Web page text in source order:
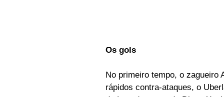
Os gols
No primeiro tempo, o zagueiro
rápidos contra-ataques, o